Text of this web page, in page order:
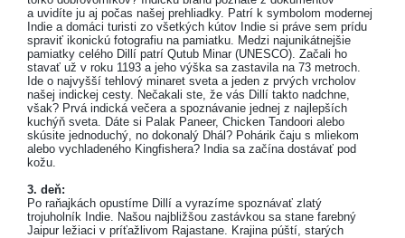
a uvidíte ju aj počas našej prehliadky. Patrí k symbolom modernej
Indie a domáci turisti zo všetkých kútov Indie si práve sem prídu
spraviť ikonickú fotografiu na pamiatku. Medzi najunikátnejšie
pamiatky celého Dillí patrí Qutub Minar (UNESCO). Začali ho
stavať už v roku 1193 a jeho výška sa zastavila na 73 metroch.
Ide o najvyšší tehlový minaret sveta a jeden z prvých vrcholov
našej indickej cesty. Nečakali ste, že vás Dillí takto nadchne,
však? Prvá indická večera a spoznávanie jednej z najlepších
kuchýň sveta. Dáte si Palak Paneer, Chicken Tandoori alebo
skúsite jednoduchý, no dokonalý Dhál? Pohárik čaju s mliekom
alebo vychladeného Kingfishera? India sa začína dostávať pod
kožu.
3. deň:
Po raňajkách opustíme Dillí a vyrazíme spoznávať zlatý
trojuholník Indie. Našou najbližšou zastávkou sa stane farebný
Jaipur ležiaci v príťažlivom Rajastane. Krajina púští, starých